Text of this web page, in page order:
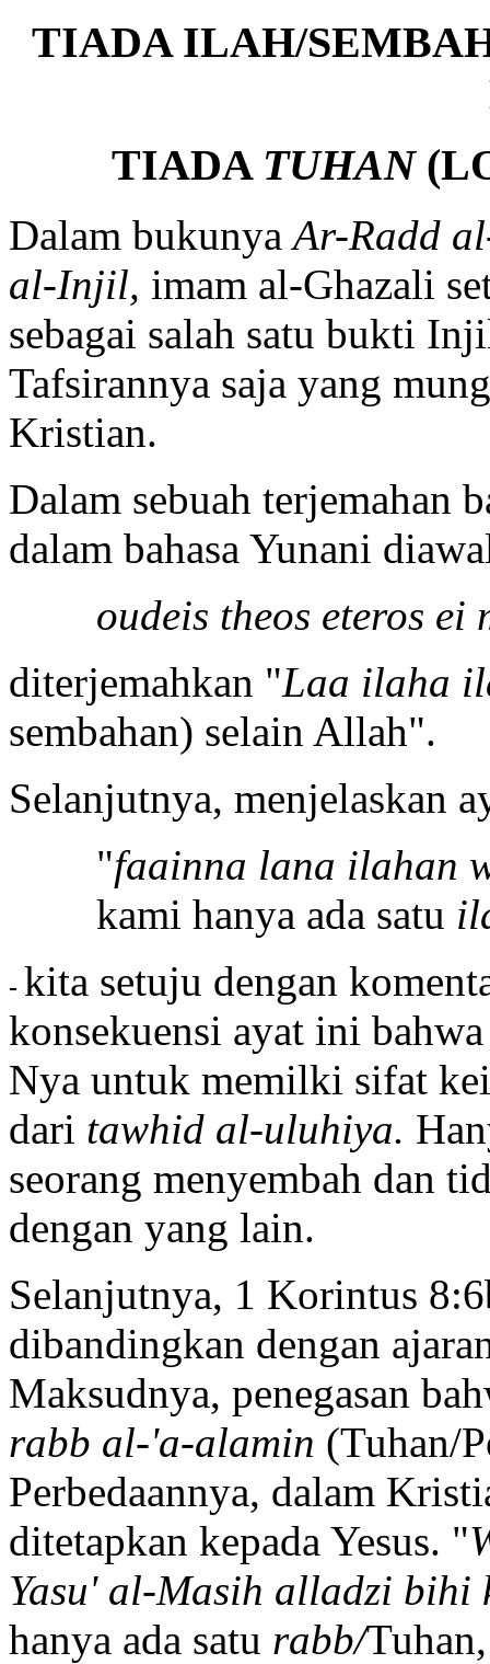
TIADA ILAH/
TIADA TUHAN
Dalam bukunyaAr-Radd
al-Injil, imam al-Ghazali
sebagai salah satu bukti
Tafsirannya saja yang
Kristian.
Dalam sebuah terjemahan
dalam bahasa Yunani
oudeis theos eteros ei
diterjemahkan "Laa ilaha
sembahan) selain Allah".
Selanjutnya, menjelaskan
"faainna lana ilahan
kami hanya ada satu
- kita setuju dengan
konsekuensi ayat ini
Nya untuk memilki sifat
dari tawhid al-uluhiya.
seorang menyembah dan
dengan yang lain.
Selanjutnya, 1 Korintus
dibandingkan dengan
Maksudnya, penegasan
rabb al-'a-alamin (Tuhan/
Perbedaannya, dalam
ditetapkan kepada Yesus. "
Yasu' al-Masih alladzi
hanya ada satu rabb/